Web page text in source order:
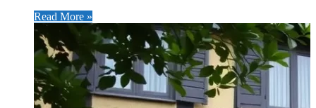
Read More »